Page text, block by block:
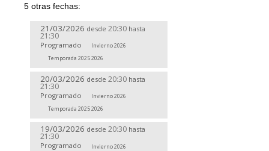
5 otras fechas:
21/03/2026 desde 20:30 hasta
21:30
Programado
Invierno 2026
Temporada 2025 2026
20/03/2026 desde 20:30 hasta
21:30
Programado
Invierno 2026
Temporada 2025 2026
19/03/2026 desde 20:30 hasta
21:30
Programado
Invierno 2026